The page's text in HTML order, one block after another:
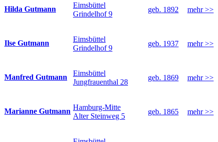
Hilda Gutmann
Eimsbüttel
Grindelhof 9
geb. 1892 mehr >>
Ilse Gutmann
Eimsbüttel
Grindelhof 9
geb. 1937 mehr >>
Manfred Gutmann
Eimsbüttel
Jungfrauenthal 28
geb. 1869 mehr >>
Marianne Gutmann Hamburg-Mitte
Alter Steinweg 5
geb. 1865 mehr >>